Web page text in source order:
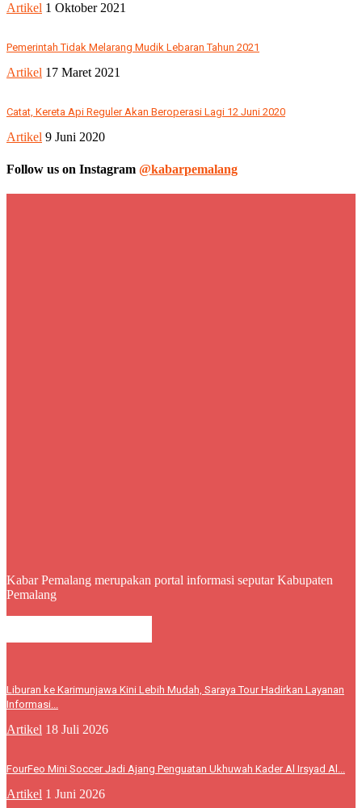
Artikel 1 Oktober 2021
Pemerintah Tidak Melarang Mudik Lebaran Tahun 2021
Artikel 17 Maret 2021
Catat, Kereta Api Reguler Akan Beroperasi Lagi 12 Juni 2020
Artikel 9 Juni 2020
Follow us on Instagram @kabarpemalang
Kabar Pemalang merupakan portal informasi seputar Kabupaten
Pemalang
Liburan ke Karimunjawa Kini Lebih Mudah, Saraya Tour Hadirkan Layanan
Informasi...
Artikel 18 Juli 2026
FourFeo Mini Soccer Jadi Ajang Penguatan Ukhuwah Kader Al Irsyad Al...
Artikel 1 Juni 2026